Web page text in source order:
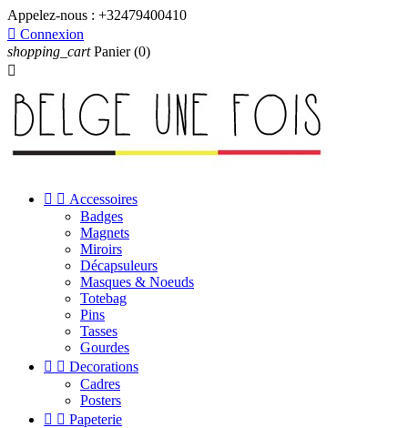
Appelez-nous : +32479400410
 Connexion
shopping_cart Panier (0)

  Accessoires
Badges
Magnets
Miroirs
Décapsuleurs
Masques & Noeuds
Totebag
Pins
Tasses
Gourdes
  Decorations
Cadres
Posters
  Papeterie